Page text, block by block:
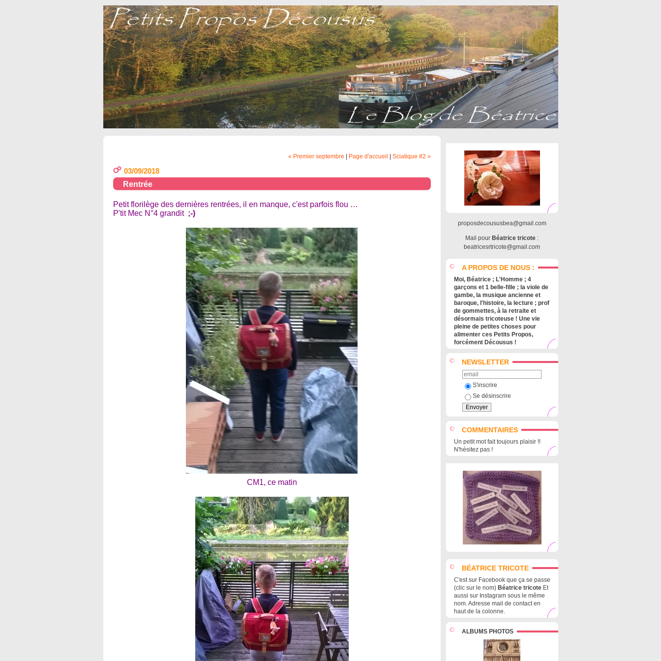
proposdecoususbea@gmail.com
Mail pour Béatrice tricote :
beatricesrtricote@gmail.com
A PROPOS DE NOUS :
Moi, Béatrice ; L'Homme ; 4
garçons et 1 belle-fille ; la viole de
gambe, la musique ancienne et
baroque, l'histoire, la lecture ; prof
de gommettes, à la retraite et
désormais tricoteuse ! Une vie
pleine de petites choses pour
alimenter ces Petits Propos,
forcément Décousus !
NEWSLETTER
S'inscrire
Se désinscrire
COMMENTAIRES
Un petit mot fait toujours plaisir !!
N'hésitez pas !
BÉATRICE TRICOTE
C'est sur Facebook que ça se passe
(clic sur le nom) Béatrice tricoteEt
aussi sur Instagram sous le même
nom. Adresse mail de contact en
haut de la colonne.
ALBUMS PHOTOS
« Premier septembre Page d'accueil Sciatique #2 »
03/09/2018
Rentrée
Petit florilège des dernières rentrées, il en manque, c'est parfois flou …
P'tit Mec N°4 grandit ;-)
CM1, ce matin